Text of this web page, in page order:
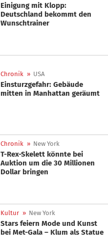
Einigung mit Klopp:
Deutschland bekommt den
Wunschtrainer
Chronik » USA
Einsturzgefahr: Gebäude
mitten in Manhattan geräumt
Chronik » New York
T-Rex-Skelett könnte bei
Auktion um die 30 Millionen
Dollar bringen
Kultur » New York
Stars feiern Mode und Kunst
bei Met-Gala – Klum als Statue